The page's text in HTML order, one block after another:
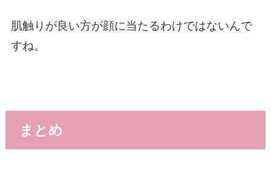
肌触りが良い方が顔に当たるわけではないんで
すね。
まとめ